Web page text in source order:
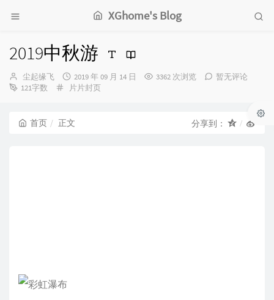
XGhome's Blog
2019中秋游
博
主：
尘起缘飞
发
布
2019 年 09 月 14 日 3362 次浏览
暂无评论
121字数
分
片片封页
首页 正文 分享到：